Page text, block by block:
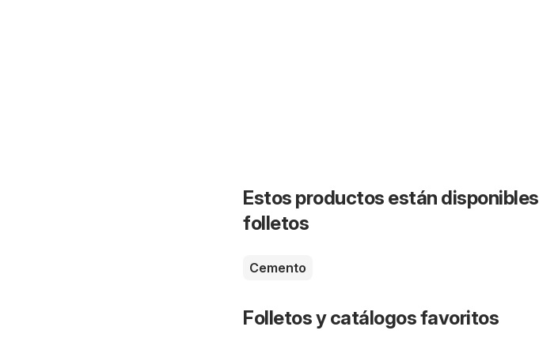
Estos productos están
folletos
Cemento
Folletos y catálogos favoritos